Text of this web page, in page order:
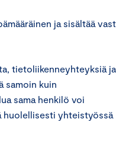
ja sisältää
tietoliikenneyhteyksiä ja
samoin kuin
sama henkilö voi
huolellisesti yhteistyössä